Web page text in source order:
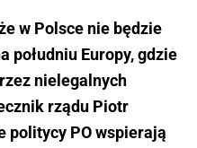
w Polsce nie będzie
południu Europy, gdzie
nielegalnych
rządu Piotr
politycy PO wspierają